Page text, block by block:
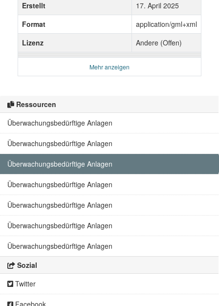
Ressourcen
Überwachungsbedürftige Anlagen
Überwachungsbedürftige Anlagen
Überwachungsbedürftige Anlagen
Überwachungsbedürftige Anlagen
Überwachungsbedürftige Anlagen
Überwachungsbedürftige Anlagen
Überwachungsbedürftige Anlagen
Sozial
Twitter
Facebook
Erstellt
17. April 2025
Format
application/gml+xml
Lizenz
Andere (Offen)
Mehr anzeigen